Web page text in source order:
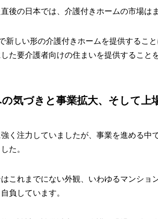
後の日本では、介護付きホームの市場は
新しい形の介護付きホームを提供するこ
た要介護者向けの住まいを提供すること
気づきと事業拡大、そして上
く注力していましたが、事業を進める中
た。
これまでにない外観、いわゆるマンショ
負しています。